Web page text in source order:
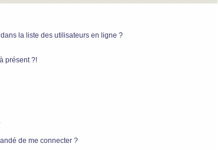
la liste des utilisateurs en ligne ?
présent ?!
de me connecter ?